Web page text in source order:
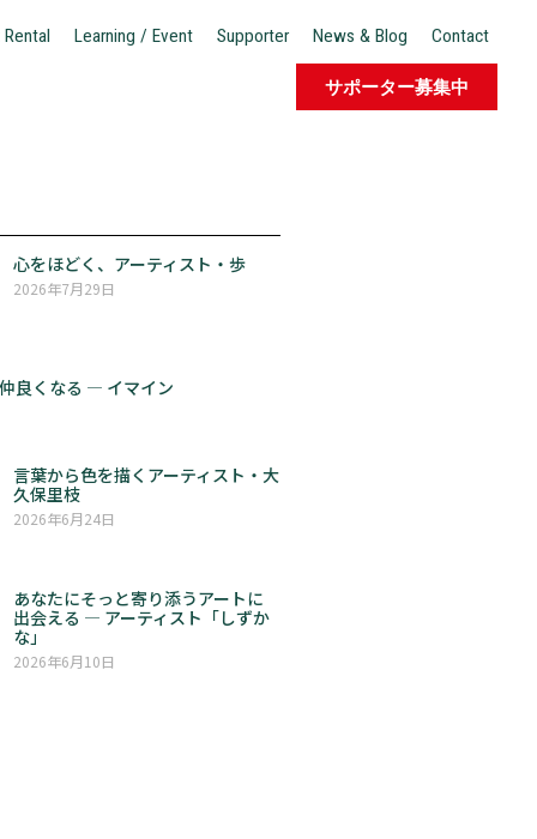
Learning / Event Supporter News & Blog Contact
サポーター募集中
心をほどく、アーティスト・歩
2026年7月29日
良くなる ― イマイン
言葉から色を描くアーティスト・大
久保里枝
2026年6月24日
あなたにそっと寄り添うアートに
出会える ― アーティスト「しずか
な」
2026年6月10日